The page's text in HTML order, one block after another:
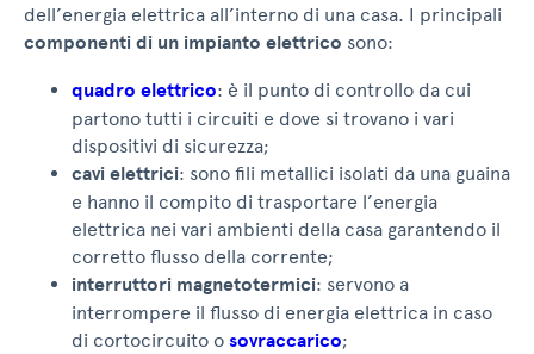
dell’energia elettrica all’interno di una casa. I principali
componenti di un impianto elettrico sono:
quadro elettrico: è il punto di controllo da cui
partono tutti i circuiti e dove si trovano i vari
dispositivi di sicurezza;
cavi elettrici: sono fili metallici isolati da una guaina
e hanno il compito di trasportare l’energia
elettrica nei vari ambienti della casa garantendo il
corretto flusso della corrente;
interruttori magnetotermici: servono a
interrompere il flusso di energia elettrica in caso
di cortocircuito o sovraccarico;